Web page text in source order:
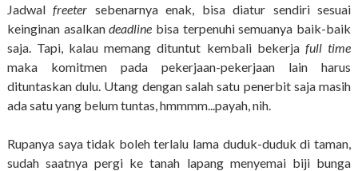
Jadwalfreeter sebenarnya enak, bisa diatur sendiri sesuai
keinginan asalkandeadline bisa terpenuhi semuanya baik-baik
saja. Tapi, kalau memang dituntut kembali bekerjafull time
maka komitmen pada pekerjaan-pekerjaan lain harus
dituntaskan dulu. Utang dengan salah satu penerbit saja masih
ada satu yang belum tuntas, hmmmm...payah, nih.
Rupanya saya tidak boleh terlalu lama duduk-duduk di taman,
sudah saatnya pergi ke tanah lapang menyemai biji bunga